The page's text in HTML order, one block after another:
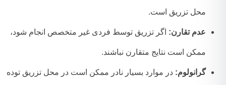
محل تزریق است.
عدم تقارن: اگر تزریق توسط فردی غیر متخصص انجام شود،
ممکن است نتایج متقارن نباشند.
گرانولوم:در موارد بسیار نادر ممکن است در محل تزریق توده